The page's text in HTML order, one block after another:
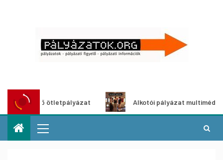
ötletpályázat Alkotói pályázat multimédia-